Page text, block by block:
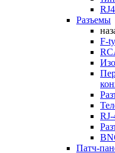
Разъемы
F-
RJ-
Патч-